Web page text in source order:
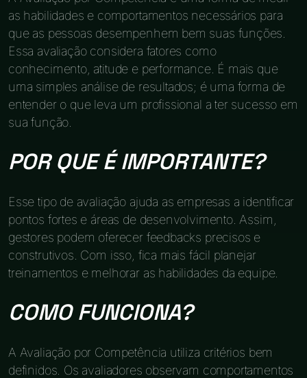
as habilidades e comportamentos necessários para
que as pessoas desempenhem bem suas funções.
Essa avaliação considera fatores como
conhecimento, atitude e performance. É mais que
uma simples análise de resultados; é uma forma de
entender o que leva um profissional a ter sucesso em
sua função.
POR QUE É IMPORTANTE?
Esse tipo de avaliação ajuda as empresas a identificar
pontos fortes e áreas de desenvolvimento. Assim,
gestores podem oferecer feedbacks precisos e
construtivos. Com isso, fica mais fácil planejar
treinamentos e melhorar as habilidades da equipe.
COMO FUNCIONA?
A Avaliação por Competência utiliza critérios bem
definidos. Os avaliadores observam comportamentos